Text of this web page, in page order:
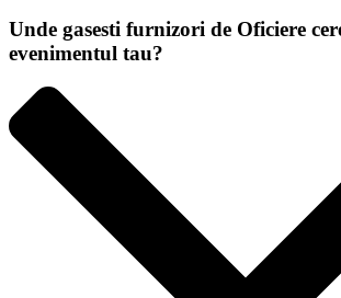
Unde gasesti furnizori de Oficiere
evenimentul tau?